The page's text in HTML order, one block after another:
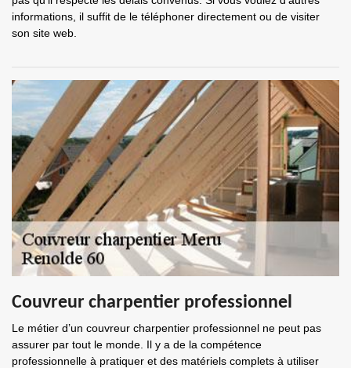
informations, il suffit de le téléphoner directement ou de visiter
son site web.
Couvreur charpentier professionnel
Le métier d’un couvreur charpentier professionnel ne peut pas
assurer par tout le monde. Il y a de la compétence
professionnelle à pratiquer et des matériels complets à utiliser